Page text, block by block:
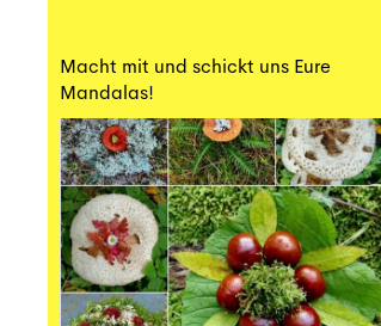
Macht mit und schickt uns Eure
Mandalas!